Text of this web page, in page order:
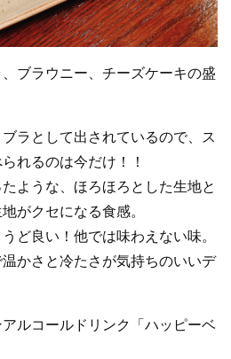
ブラウニー、チーズケーキの盛
ラとして出されているので、ス
れるのは今だけ！！
ような、ほろほろとした生地と
がクセになる食感。
ど良い！他では味わえない味。
かさと冷たさが気持ちのいいデ
ルコールドリンク「ハッピーベ